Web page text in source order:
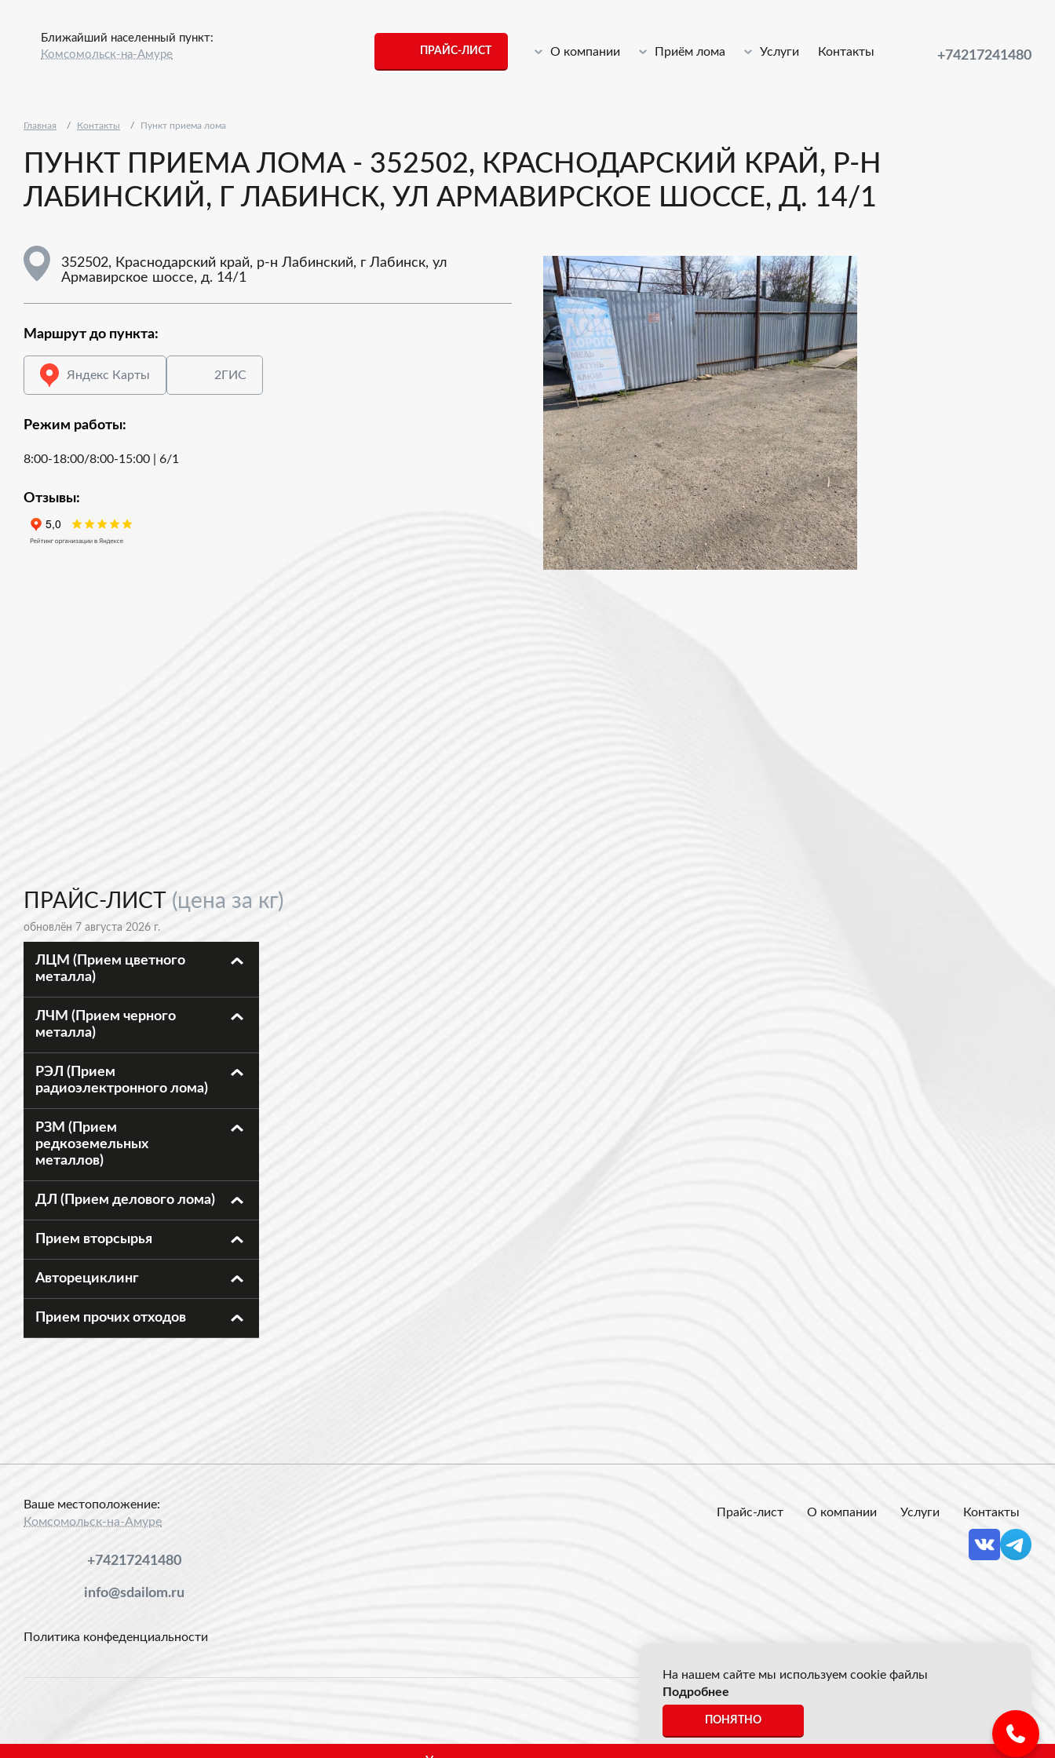
Ближайший населенный пункт:
Комсомольск-на-Амуре
ПРАЙС-ЛИСТ О компании Приём лома Услуги Контакты +74217241480
Главная Контакты Пункт приема лома
ПУНКТ ПРИЕМА ЛОМА - 352502, КРАСНОДАРСКИЙ КРАЙ, Р-Н
ЛАБИНСКИЙ, Г ЛАБИНСК, УЛ АРМАВИРСКОЕ ШОССЕ, Д. 14/1
352502, Краснодарский край, р-н Лабинский, г Лабинск, ул
Армавирское шоссе, д. 14/1
Маршрут до пункта:
Яндекс Карты 2ГИС
Режим работы:
8:00-18:00/8:00-15:00 | 6/1
Отзывы:
ПРАЙС-ЛИСТ (цена за кг)
обновлён 7 августа 2026 г.
ЛЦМ (Прием цветного
металла)
ЛЧМ (Прием черного
металла)
РЭЛ (Прием
радиоэлектронного лома)
РЗМ (Прием
редкоземельных
металлов)
ДЛ (Прием делового лома)
Прием вторсырья
Авторециклинг
Прием прочих отходов
Ваше местоположение:
Комсомольск-на-Амуре
+74217241480
info@sdailom.ru
Политика конфеденциальности
Прайс-лист О компании Услуги Контакты
© 2026 Акрон Скрап
*Все цены указанные на сайте не являются публичной офертой.
На нашем сайте мы используем cookie файлы
Подробнее
ПОНЯТНО